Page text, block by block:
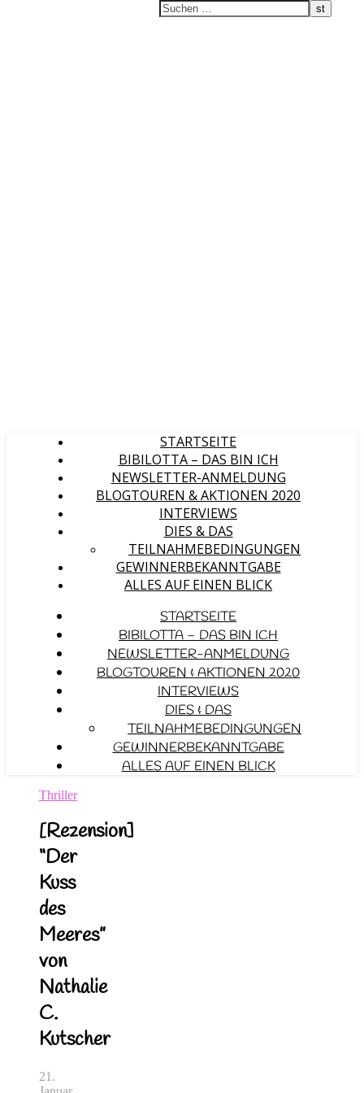
STARTSEITE
BIBILOTTA – DAS BIN ICH
NEWSLETTER-ANMELDUNG
BLOGTOUREN & AKTIONEN 2020
INTERVIEWS
DIES & DAS
TEILNAHMEBEDINGUNGEN
GEWINNERBEKANNTGABE
ALLES AUF EINEN BLICK
STARTSEITE
BIBILOTTA – DAS BIN ICH
NEWSLETTER-ANMELDUNG
BLOGTOUREN & AKTIONEN 2020
INTERVIEWS
DIES & DAS
TEILNAHMEBEDINGUNGEN
GEWINNERBEKANNTGABE
ALLES AUF EINEN BLICK
Thriller
[Rezension]
“Der
Kuss
des
Meeres”
von
Nathalie
C.
Kutscher
21.